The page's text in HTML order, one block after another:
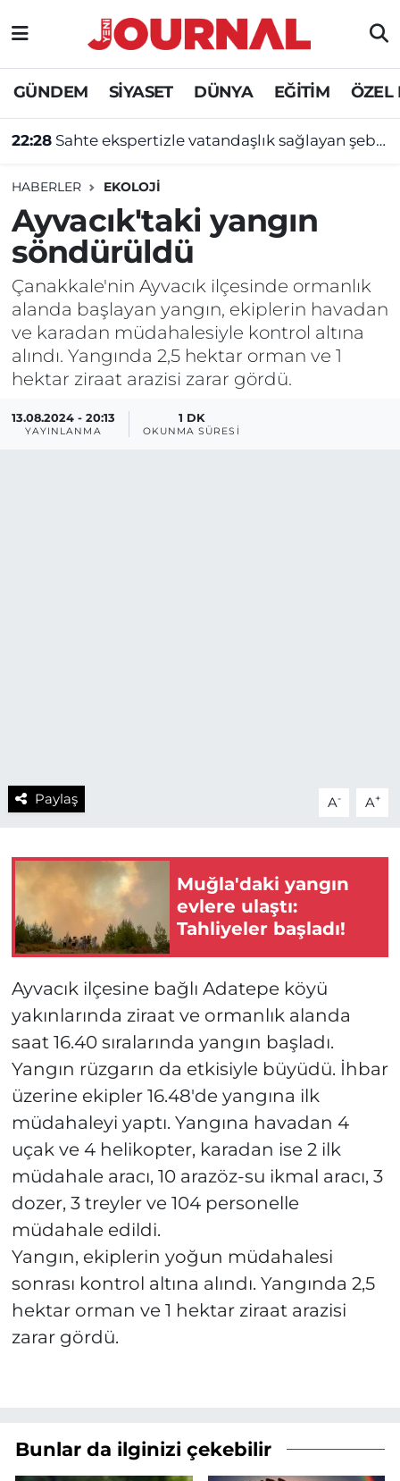
GÜNDEM SİYASET DÜNYA EĞİTİM ÖZEL
22:28 Sahte ekspertizle vatandaşlık sağlayan şebekeye operasyon
HABERLER EKOLOJİ
Ayvacık'taki yangın
söndürüldü
Çanakkale'nin Ayvacık ilçesinde ormanlık
alanda başlayan yangın, ekiplerin havadan
ve karadan müdahalesiyle kontrol altına
alındı. Yangında 2,5 hektar orman ve 1
hektar ziraat arazisi zarar gördü.
13.08.2024 - 20:13
YAYINLANMA
1 DK
OKUNMA SÜRESI
Paylaş A- A+
Muğla'daki yangın
evlere ulaştı:
Tahliyeler başladı!
Ayvacık ilçesine bağlı Adatepe köyü
yakınlarında ziraat ve ormanlık alanda
saat 16.40 sıralarında yangın başladı.
Yangın rüzgarın da etkisiyle büyüdü. İhbar
üzerine ekipler 16.48'de yangına ilk
müdahaleyi yaptı. Yangına havadan 4
uçak ve 4 helikopter, karadan ise 2 ilk
müdahale aracı, 10 arazöz-su ikmal aracı, 3
dozer, 3 treyler ve 104 personelle
müdahale edildi.
Yangın, ekiplerin yoğun müdahalesi
sonrası kontrol altına alındı. Yangında 2,5
hektar orman ve 1 hektar ziraat arazisi
zarar gördü.
Bunlar da ilginizi çekebilir
GÜNDEM
SİYASET
EĞİTİM
ÖZEL HABER
Nöbetçi Eczaneler
Hava Durumu
Süper Lig Puan Durumu ve Fikstür
Tüm Manşetler
Son Dakika Haberleri
Haber Arşivi